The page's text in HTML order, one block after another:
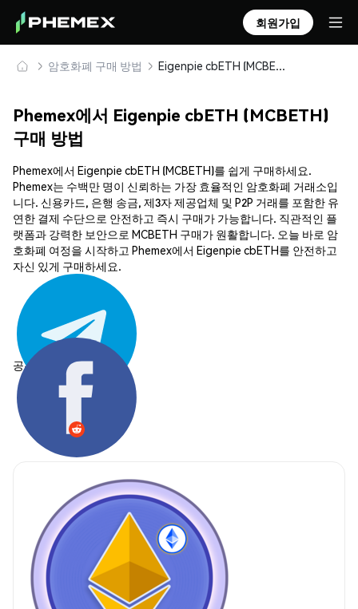
회원가입
암호화폐 구매 방법 Eigenpie cbETH (MCBETH) 안전하게 구매 및 보관
Phemex에서 Eigenpie cbETH (MCBETH)
구매 방법
Phemex에서 Eigenpie cbETH (MCBETH)를 쉽게 구매하세요.
Phemex는 수백만 명이 신뢰하는 가장 효율적인 암호화폐 거래소입
니다. 신용카드, 은행 송금, 제3자 제공업체 및 P2P 거래를 포함한 유
연한 결제 수단으로 안전하고 즉시 구매가 가능합니다. 직관적인 플
랫폼과 강력한 보안으로 MCBETH 구매가 원활합니다. 오늘 바로 암
호화폐 여정을 시작하고 Phemex에서 Eigenpie cbETH를 안전하고
자신 있게 구매하세요.
공유하기: